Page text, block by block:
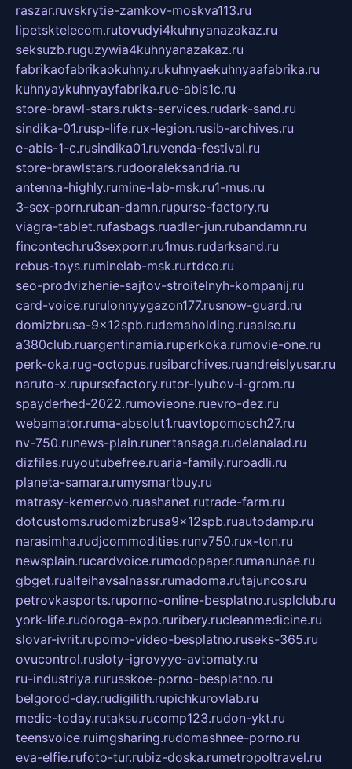
raszar.ruvskrytie-zamkov-moskva113.ru
lipetsktelecom.rutovudyi4kuhnyanazakaz.ru
seksuzb.ruguzywia4kuhnyanazakaz.ru
fabrikaofabrikaokuhny.rukuhnyaekuhnyaafabrika.ru
kuhnyaykuhnyayfabrika.rue-abis1c.ru
store-brawl-stars.rukts-services.rudark-sand.ru
sindika-01.rusp-life.rux-legion.rusib-archives.ru
e-abis-1-c.rusindika01.ruvenda-festival.ru
store-brawlstars.rudooraleksandria.ru
antenna-highly.rumine-lab-msk.ru1-mus.ru
3-sex-porn.ruban-damn.rupurse-factory.ru
viagra-tablet.rufasbags.ruadler-jun.rubandamn.ru
fincontech.ru3sexporn.ru1mus.rudarksand.ru
rebus-toys.ruminelab-msk.rurtdco.ru
seo-prodvizhenie-sajtov-stroitelnyh-kompanij.ru
card-voice.rurulonnyygazon177.rusnow-guard.ru
domizbrusa-9x12spb.rudemaholding.ruaalse.ru
a380club.ruargentinamia.ruperkoka.rumovie-one.ru
perk-oka.rug-octopus.rusibarchives.ruandreislyusar.ru
naruto-x.rupursefactory.rutor-lyubov-i-grom.ru
spayderhed-2022.rumovieone.ruevro-dez.ru
webamator.ruma-absolut1.ruavtopomosch27.ru
nv-750.runews-plain.runertansaga.rudelanalad.ru
dizfiles.ruyoutubefree.ruaria-family.ruroadli.ru
planeta-samara.rumysmartbuy.ru
matrasy-kemerovo.ruashanet.rutrade-farm.ru
dotcustoms.rudomizbrusa9x12spb.ruautodamp.ru
narasimha.rudjcommodities.runv750.rux-ton.ru
newsplain.rucardvoice.rumodopaper.rumanunae.ru
gbget.rualfeihavsalnassr.rumadoma.rutajuncos.ru
petrovkasports.ruporno-online-besplatno.rusplclub.ru
york-life.rudoroga-expo.ruribery.rucleanmedicine.ru
slovar-ivrit.ruporno-video-besplatno.ruseks-365.ru
ovucontrol.rusloty-igrovyye-avtomaty.ru
ru-industriya.rurusskoe-porno-besplatno.ru
belgorod-day.rudigilith.rupichkurovlab.ru
medic-today.rutaksu.rucomp123.rudon-ykt.ru
teensvoice.ruimgsharing.rudomashnee-porno.ru
eva-elfie.rufoto-tur.rubiz-doska.rumetropoltravel.ru